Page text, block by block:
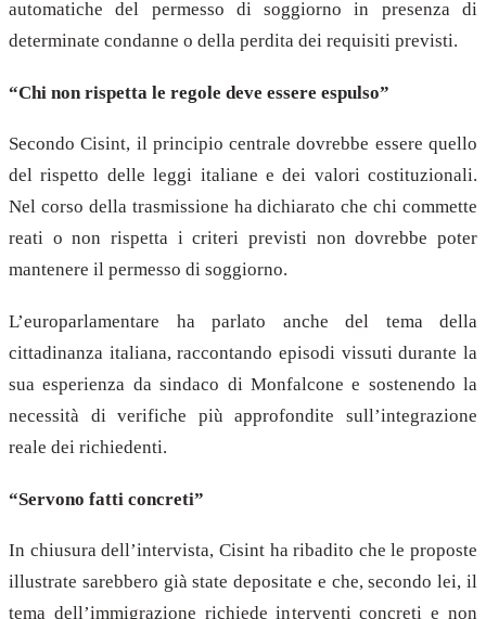
automatiche del permesso di soggiorno in presenza di
determinate condanne o della perdita dei requisiti previsti.
“Chi non rispetta le regole deve essere espulso”
Secondo Cisint, il principio centrale dovrebbe essere quello
del rispetto delle leggi italiane e dei valori costituzionali.
Nel corso della trasmissione ha dichiarato che chi commette
reati o non rispetta i criteri previsti non dovrebbe poter
mantenere il permesso di soggiorno.
L’europarlamentare ha parlato anche del tema della
cittadinanza italiana, raccontando episodi vissuti durante la
sua esperienza da sindaco di Monfalcone e sostenendo la
necessità di verifiche più approfondite sull’integrazione
reale dei richiedenti.
“Servono fatti concreti”
In chiusura dell’intervista, Cisint ha ribadito che le proposte
illustrate sarebbero già state depositate e che, secondo lei, il
tema dell’immigrazione richiede interventi concreti e non